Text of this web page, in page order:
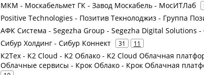
МКМ - Москабельмет ГК - Завод Москабель - МосИТЛаб
Positive Technologies - Позитив Текнолоджиз - Группа
АФК Система - Segezha Group - Segezha Digital Solutions
Сибур Холдинг - Сибур Коннект 31 11
К2Тех - K2 Cloud - K2 Облако - K2 Cloud Облачная
Облачные сервисы - Крок Облако - Крок Облачная